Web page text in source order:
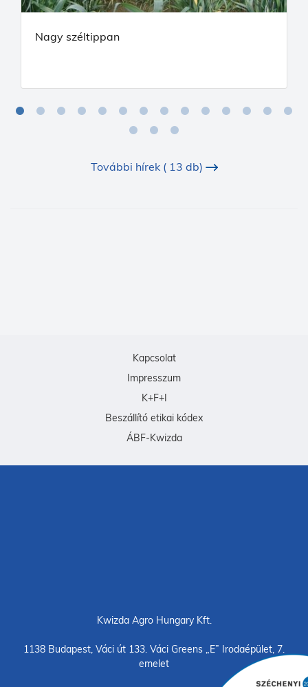
Nagy széltippan
További hírek ( 13 db)
Kapcsolat
Impresszum
K+F+I
Beszállító etikai kódex
ÁBF-Kwizda
Kwizda Agro Hungary Kft.
1138 Budapest, Váci út 133. Váci Greens „E” Irodaépület, 7.
emelet